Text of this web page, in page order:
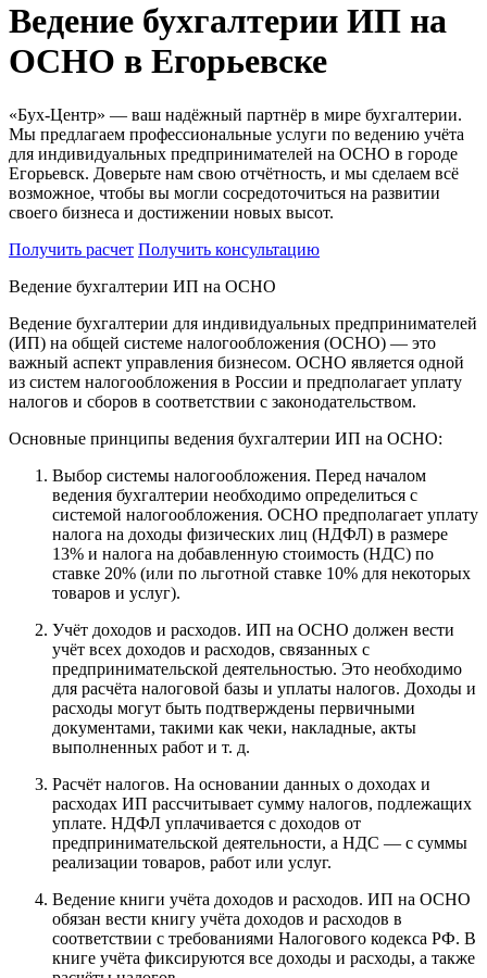
Ведение бухгалтерии ИП на
ОСНО в Егорьевске
«Бух-Центр» — ваш надёжный партнёр в мире бухгалтерии.
Мы предлагаем профессиональные услуги по ведению учёта
для индивидуальных предпринимателей на ОСНО в городе
Егорьевск. Доверьте нам свою отчётность, и мы сделаем всё
возможное, чтобы вы могли сосредоточиться на развитии
своего бизнеса и достижении новых высот.
Получить расчет Получить консультацию
Ведение бухгалтерии ИП на ОСНО
Ведение бухгалтерии для индивидуальных предпринимателей
(ИП) на общей системе налогообложения (ОСНО) — это
важный аспект управления бизнесом. ОСНО является одной
из систем налогообложения в России и предполагает уплату
налогов и сборов в соответствии с законодательством.
Основные принципы ведения бухгалтерии ИП на ОСНО:
Выбор системы налогообложения. Перед началом
ведения бухгалтерии необходимо определиться с
системой налогообложения. ОСНО предполагает уплату
налога на доходы физических лиц (НДФЛ) в размере
13% и налога на добавленную стоимость (НДС) по
ставке 20% (или по льготной ставке 10% для некоторых
товаров и услуг).
Учёт доходов и расходов. ИП на ОСНО должен вести
учёт всех доходов и расходов, связанных с
предпринимательской деятельностью. Это необходимо
для расчёта налоговой базы и уплаты налогов. Доходы и
расходы могут быть подтверждены первичными
документами, такими как чеки, накладные, акты
выполненных работ и т. д.
Расчёт налогов. На основании данных о доходах и
расходах ИП рассчитывает сумму налогов, подлежащих
уплате. НДФЛ уплачивается с доходов от
предпринимательской деятельности, а НДС — с суммы
реализации товаров, работ или услуг.
Ведение книги учёта доходов и расходов. ИП на ОСНО
обязан вести книгу учёта доходов и расходов в
соответствии с требованиями Налогового кодекса РФ. В
книге учёта фиксируются все доходы и расходы, а также